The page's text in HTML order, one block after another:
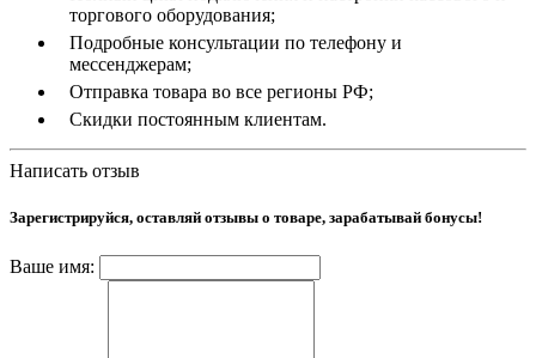
торгового оборудования;
Подробные консультации по телефону и
мессенджерам;
Отправка товара во все регионы РФ;
Скидки постоянным клиентам.
Написать отзыв
Зарегистрируйся, оставляй отзывы о товаре, зарабатывай бонусы!
Ваше имя: